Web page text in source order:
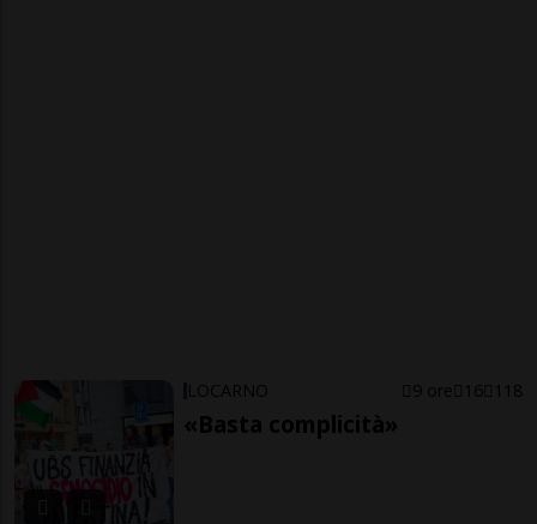
LOCARNO 9 ore 16 118
«Basta complicità»